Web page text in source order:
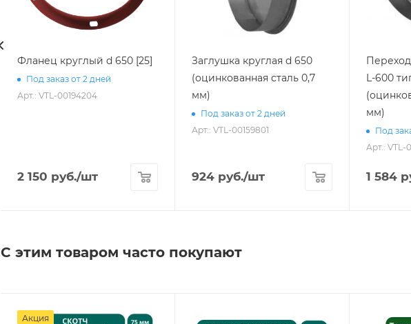
Фланец круглый d 650 [25]
Под заказ от 2 дней
Арт.: VTL-00194204
2 150 руб./шт
Заглушка круглая d 650
(оцинкованная сталь 0,7
мм)
Под заказ от 2 дней
Арт.: VTL-00159801
924 руб./шт
L-600
мм)
Под
Арт.: VTL-
1 584
С этим товаром часто покупают
Акция